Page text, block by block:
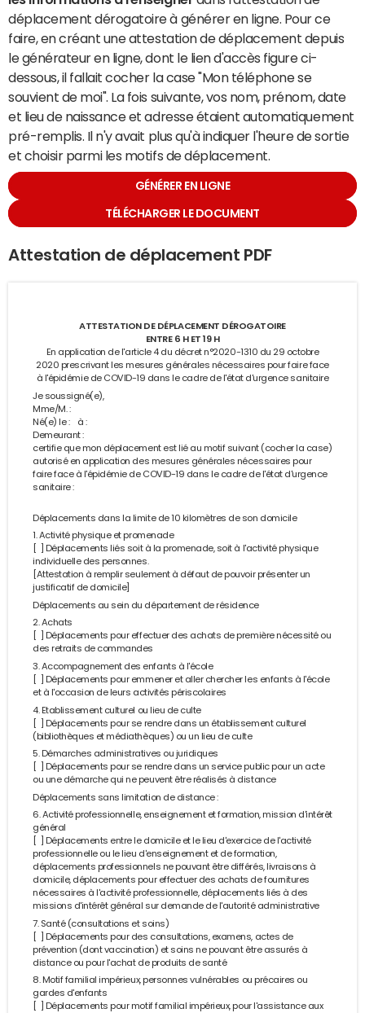
déplacement dérogatoire à générer en ligne. Pour ce
faire, en créant une attestation de déplacement depuis
le générateur en ligne, dont le lien d'accès figure ci-
dessous, il fallait cocher la case "Mon téléphone se
souvient de moi". La fois suivante, vos nom, prénom, date
et lieu de naissance et adresse étaient automatiquement
pré-remplis. Il n'y avait plus qu'à indiquer l'heure de sortie
et choisir parmi les motifs de déplacement.
GÉNÉRER EN LIGNE
TÉLÉCHARGER LE DOCUMENT
Attestation de déplacement PDF
ATTESTATION DE DÉPLACEMENT DÉROGATOIRE
ENTRE 6 H ET 19 H
En application de l'article 4 du décret n°2020-1310 du 29 octobre
2020 prescrivant les mesures générales nécessaires pour faire face
à l'épidémie de COVID-19 dans le cadre de l'état d'urgence sanitaire
Je soussigné(e),
Mme/M. :
Né(e) le : à :
Demeurant :
certifie que mon déplacement est lié au motif suivant (cocher la case)
autorisé en application des mesures générales nécessaires pour
faire face à l'épidémie de COVID-19 dans le cadre de l'état d'urgence
sanitaire :
Déplacements dans la limite de 10 kilomètres de son domicile
1. Activité physique et promenade
[ ] Déplacements liés soit à la promenade, soit à l'activité physique
individuelle des personnes.
[Attestation à remplir seulement à défaut de pouvoir présenter un
justificatif de domicile]
Déplacements au sein du département de résidence
2. Achats
[ ] Déplacements pour effectuer des achats de première nécessité ou
des retraits de commandes
3. Accompagnement des enfants à l'école
[ ] Déplacements pour emmener et aller chercher les enfants à l'école
et à l'occasion de leurs activités périscolaires
4. Etablissement culturel ou lieu de culte
[ ] Déplacements pour se rendre dans un établissement culturel
(bibliothèques et médiathèques) ou un lieu de culte
5. Démarches administratives ou juridiques
[ ] Déplacements pour se rendre dans un service public pour un acte
ou une démarche qui ne peuvent être réalisés à distance
Déplacements sans limitation de distance :
6. Activité professionnelle, enseignement et formation, mission d'intérêt
général
[ ] Déplacements entre le domicile et le lieu d'exercice de l'activité
professionnelle ou le lieu d'enseignement et de formation,
déplacements professionnels ne pouvant être différés, livraisons à
domicile, déplacements pour effectuer des achats de fournitures
nécessaires à l'activité professionnelle, déplacements liés à des
missions d'intérêt général sur demande de l'autorité administrative
7. Santé (consultations et soins)
[ ] Déplacements pour des consultations, examens, actes de
prévention (dont vaccination) et soins ne pouvant être assurés à
distance ou pour l'achat de produits de santé
8. Motif familial impérieux, personnes vulnérables ou précaires ou
gardes d'enfants
[ ] Déplacements pour motif familial impérieux, pour l'assistance aux